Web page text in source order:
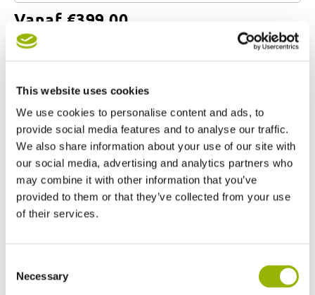
This website uses cookies
We use cookies to personalise content and ads, to
provide social media features and to analyse our traffic.
We also share information about your use of our site with
our social media, advertising and analytics partners who
may combine it with other information that you’ve
provided to them or that they’ve collected from your use
of their services.
Selection
Necessary
Vanaf €399,00
Offerte aanvragen
Productinformatie
Maak de warme zomerdag af met een heerlijke
buitendouche in de tuin met de Jolly 33L zonne-douche.
Deze stijlvolle en milieuvriendelijke douche voegt een
moderne touch toe aan je buitenruimte, met keuze uit 2
neutrale kleuren.
bijgeleverde boorsjabloon zet je de douche in enkele
minuten op zijn plek. Aansluiten is eenvoudig; je